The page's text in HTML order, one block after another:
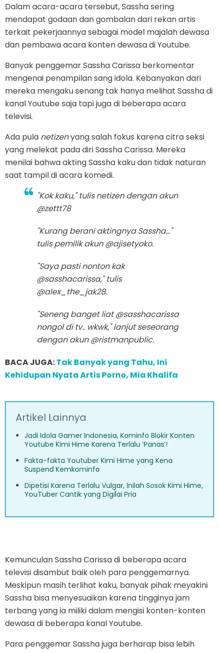
Dalam acara-acara tersebut, Sassha sering
mendapat godaan dan gombalan dari rekan artis
terkait pekerjaannya sebagai model majalah dewasa
dan pembawa acara konten dewasa di Youtube.
Banyak penggemar Sassha Carissa berkomentar
mengenai penampilan sang idola. Kebanyakan dari
mereka mengaku senang tak hanya melihat Sassha di
kanal Youtube saja tapi juga di beberapa acara
televisi.
Ada pula netizenyang salah fokus karena citra seksi
yang melekat pada diri Sassha Carissa. Mereka
menilai bahwa akting Sassha kaku dan tidak naturan
saat tampil di acara komedi.
"Kok kaku," tulisnetizendengan akun
@zettt78
"Kurang berani aktingnya Sassha..."
tulis pemilik akun @ajisetyoko.
"Saya pasti nonton kak
@sasshacarissa," tulis
@alex_the_jak28.
"Seneng banget liat @sasshacarissa
nongol di tv.. wkwk," lanjut seseorang
dengan akun @ristmanpublic.
BACA JUGA:Tak Banyak yang Tahu, Ini
Kehidupan Nyata Artis Porno, Mia Khalifa
Artikel Lainnya
Jadi Idola Gamer Indonesia, Kominfo Blokir Konten
Youtube Kimi Hime Karena Terlalu ‘Panas’!
Fakta-fakta Youtuber Kimi Hime yang Kena
Suspend Kemkominfo
Dipetisi Karena Terlalu Vulgar, Inilah Sosok Kimi Hime,
YouTuber Cantik yang Digilai Pria
Kemunculan Sassha Carissa di beberapa acara
televisi disambut baik oleh para penggemarnya.
Meskipun masih terlihat kaku, banyak pihak meyakini
Sassha bisa menyesuaikan karena tingginya jam
terbang yang ia miliki dalam mengisi konten-konten
dewasa di beberapa kanal Youtube.
Para penggemar Sassha juga berharap bisa lebih